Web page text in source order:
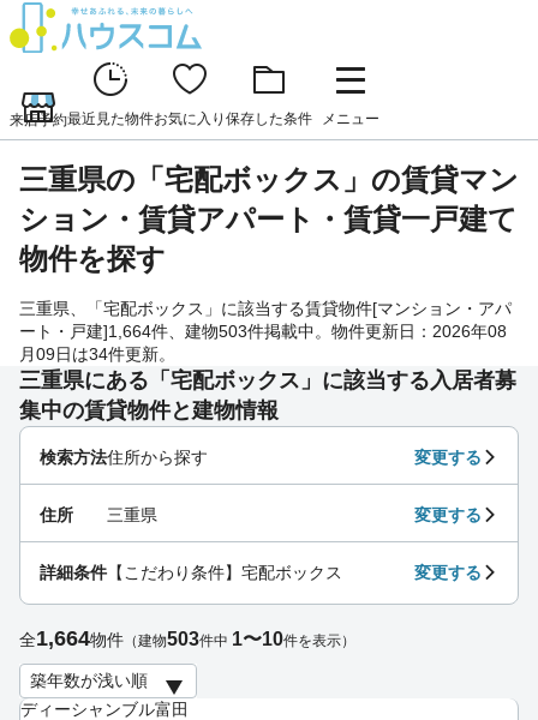
来店予約最近見た物件お気に入り 保存した条件 メニュー
三重県の「宅配ボックス」の賃貸マン
ション・賃貸アパート・賃貸一戸建て
物件を探す
三重県、「宅配ボックス」に該当する賃貸物件[マンション・アパ
ート・戸建]1,664件、建物503件掲載中。物件更新日：2026年08
月09日は34件更新。
三重県にある「宅配ボックス」に該当する入居者募
集中の賃貸物件と建物情報
ディーシャンブル富田
検索方法住所から探す 変更する
住所 三重県 変更する
詳細条件 【こだわり条件】宅配ボックス 変更する
全1,664物件 （建物503件中 1〜10件を表示）